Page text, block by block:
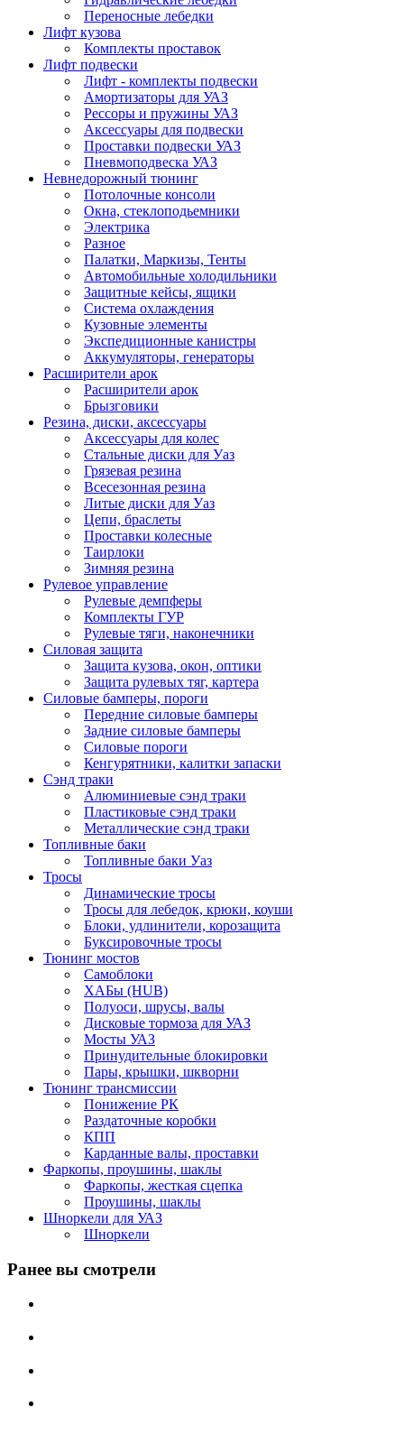
Переносные лебедки
Лифт кузова
Комплекты проставок
Лифт подвески
Лифт - комплекты подвески
Амортизаторы для УАЗ
Рессоры и пружины УАЗ
Аксессуары для подвески
Проставки подвески УАЗ
Пневмоподвеска УАЗ
Невнедорожный тюнинг
Потолочные консоли
Окна, стеклоподьемники
Электрика
Разное
Палатки, Маркизы, Тенты
Автомобильные холодильники
Защитные кейсы, ящики
Система охлаждения
Кузовные элементы
Экспедиционные канистры
Аккумуляторы, генераторы
Расширители арок
Расширители арок
Брызговики
Резина, диски, аксессуары
Аксессуары для колес
Стальные диски для Уаз
Грязевая резина
Всесезонная резина
Литые диски для Уаз
Цепи, браслеты
Проставки колесные
Таирлоки
Зимняя резина
Рулевое управление
Рулевые демпферы
Комплекты ГУР
Рулевые тяги, наконечники
Силовая защита
Защита кузова, окон, оптики
Защита рулевых тяг, картера
Силовые бамперы, пороги
Передние силовые бамперы
Задние силовые бамперы
Силовые пороги
Кенгурятники, калитки запаски
Сэнд траки
Алюминиевые сэнд траки
Пластиковые сэнд траки
Металлические сэнд траки
Топливные баки
Топливные баки Уаз
Тросы
Динамические тросы
Тросы для лебедок, крюки, коуши
Блоки, удлинители, корозащита
Буксировочные тросы
Тюнинг мостов
Самоблоки
ХАБы (HUB)
Полуоси, шрусы, валы
Дисковые тормоза для УАЗ
Мосты УАЗ
Принудительные блокировки
Пары, крышки, шкворни
Тюнинг трансмиссии
Понижение РК
Раздаточные коробки
КПП
Карданные валы, проставки
Фаркопы, проушины, шаклы
Фаркопы, жесткая сцепка
Проушины, шаклы
Шноркели для УАЗ
Шноркели
Ранее вы смотрели